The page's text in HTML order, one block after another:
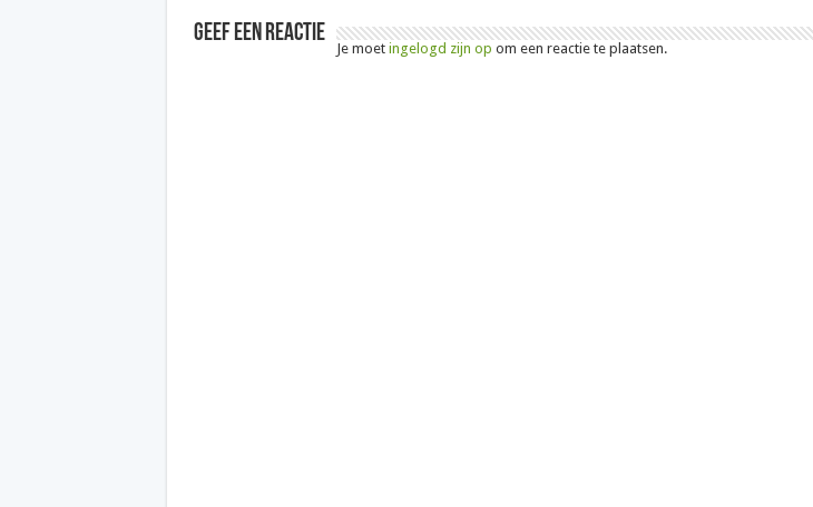
Geef een reactie
Je moet ingelogd zijn op om een reactie te plaatsen.